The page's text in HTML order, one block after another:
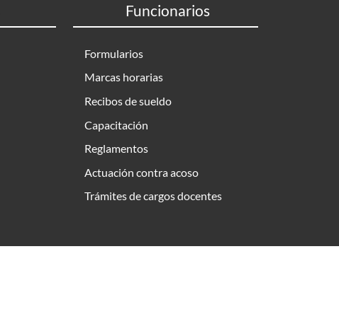
Funcionarios
Formularios
Marcas horarias
Recibos de sueldo
Capacitación
Reglamentos
Actuación contra acoso
Trámites de cargos docentes